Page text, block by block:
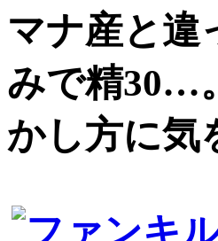
マナ産と違
みで精30…
かし方に気